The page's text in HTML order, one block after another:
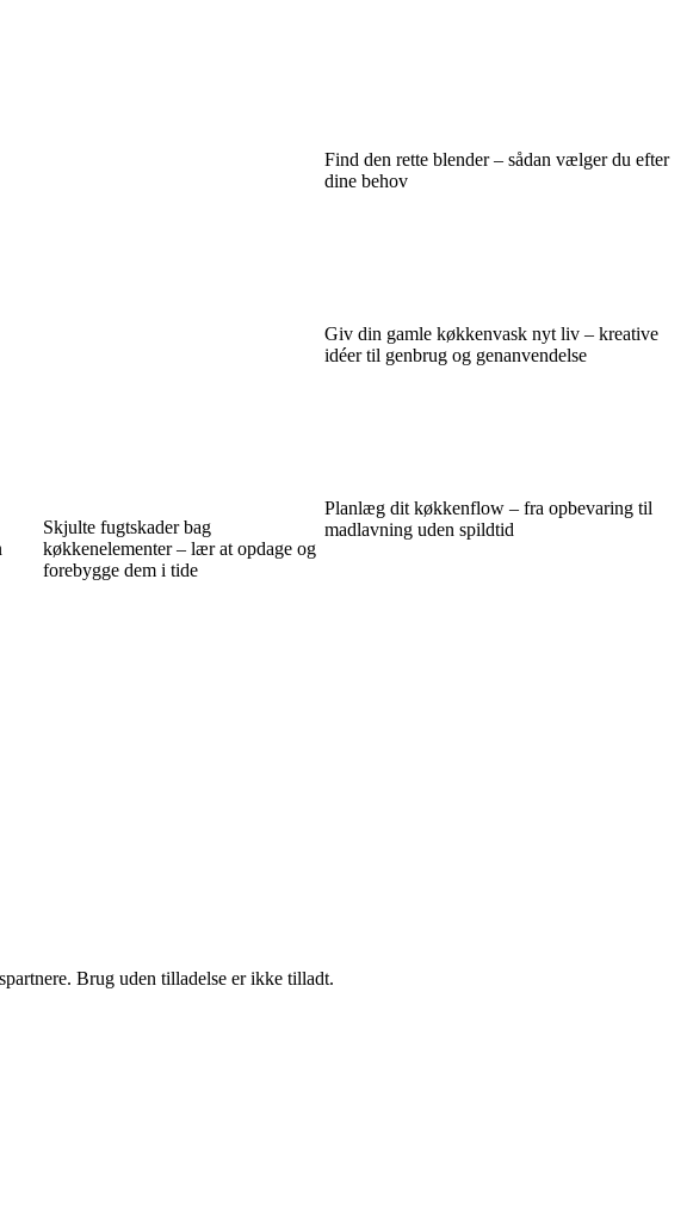
Skjulte fugtskader bag
køkkenelementer – lær at opdage og
forebygge dem i tide
Find den rette blender – sådan vælger du efter
dine behov
Giv din gamle køkkenvask nyt liv – kreative
idéer til genbrug og genanvendelse
Planlæg dit køkkenflow – fra opbevaring til
madlavning uden spildtid
Brug uden tilladelse er ikke tilladt.